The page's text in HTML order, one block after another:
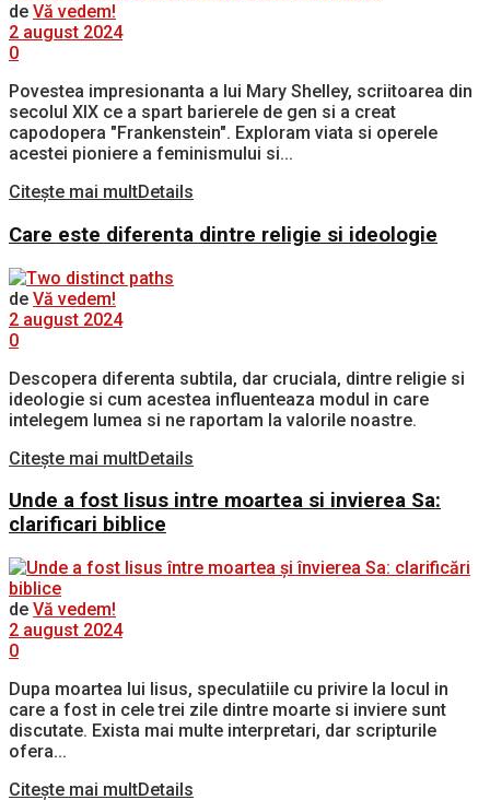
de Vă vedem!
2 august 2024
0
Povestea impresionanta a lui Mary Shelley, scriitoarea din
secolul XIX ce a spart barierele de gen si a creat
capodopera "Frankenstein". Exploram viata si operele
acestei pioniere a feminismului si...
Citește mai multDetails
Care este diferenta dintre religie si ideologie
de Vă vedem!
2 august 2024
0
Descopera diferenta subtila, dar cruciala, dintre religie si
ideologie si cum acestea influenteaza modul in care
intelegem lumea si ne raportam la valorile noastre.
Citește mai multDetails
Unde a fost Iisus intre moartea si invierea Sa:
clarificari biblice
de Vă vedem!
2 august 2024
0
Dupa moartea lui Iisus, speculatiile cu privire la locul in
care a fost in cele trei zile dintre moarte si inviere sunt
discutate. Exista mai multe interpretari, dar scripturile
ofera...
Citește mai multDetails